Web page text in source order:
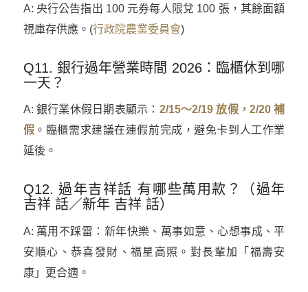
A: 央行公告指出 100 元券每人限兌 100 張，其餘面額
視庫存供應。(行政院農業委員會)
Q11. 銀行過年營業時間 2026：臨櫃休到哪
一天？
A: 銀行業休假日期表顯示： 2/15～2/19 放假，2/20 補
假 。臨櫃需求建議在連假前完成，避免卡到人工作業
延後。
Q12. 過年吉祥話 有哪些萬用款？（過年
吉祥 話／新年 吉祥 話）
A: 萬用不踩雷：新年快樂、萬事如意、心想事成、平
安順心、恭喜發財、福星高照。對長輩加「福壽安
康」更合適。